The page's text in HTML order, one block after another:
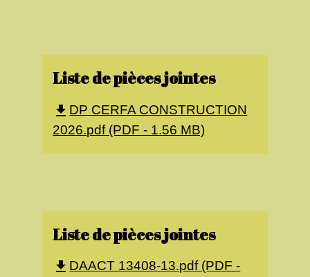
Liste de pièces jointes
file_download DP CERFA CONSTRUCTION
2026.pdf (PDF - 1.56 MB)
Liste de pièces jointes
file_downloadDAACT 13408-13.pdf (PDF -